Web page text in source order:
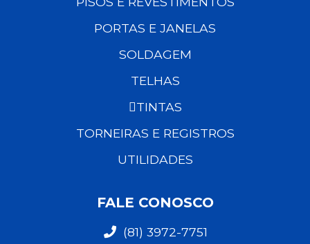
PORTAS E JANELAS
SOLDAGEM
TELHAS
TINTAS
TORNEIRAS E REGISTROS
UTILIDADES
FALE CONOSCO
(81) 3972-7751